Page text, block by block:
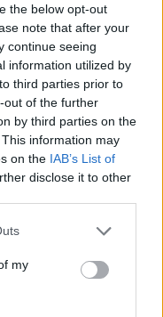
the below opt-out
note that after your
continue seeing
information utilized by
third parties prior to
out of the further
by third parties on the
information may
on the IAB’s List of
disclose it to other
my
nőtt a regisztrált
újabb halálos
en gyógyultak meg,
új betegek számát
napon még
péntekre pedig
új...